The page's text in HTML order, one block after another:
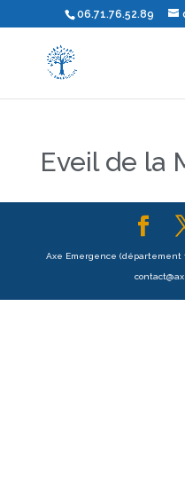
06.71.76.52.89
Eveil de la
Axe Emergence (département